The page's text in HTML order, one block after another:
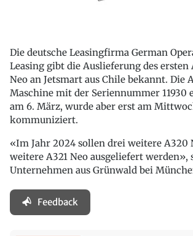
Die deutsche Leasingfirma German
Leasing gibt die Auslieferung des ersten
Neo an Jetsmart aus Chile bekannt. Die
Maschine mit der Seriennummer 11930
am 6. März, wurde aber erst am
kommuniziert.
«Im Jahr 2024 sollen drei weitere A320
weitere A321 Neo ausgeliefert werden»,
Unternehmen aus Grünwald bei
Feedback